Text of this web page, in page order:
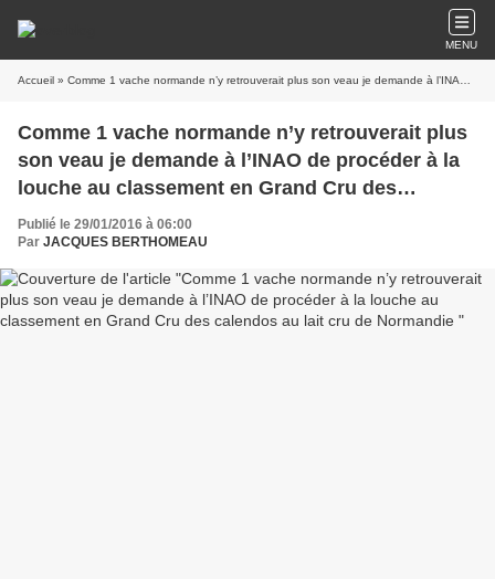
MENU
Accueil » Comme 1 vache normande n’y retrouverait plus son veau je demande à l’INAO de procéder à la louche au classement en Grand Cru des calendos au lait cru de Normandie
Comme 1 vache normande n’y retrouverait plus
son veau je demande à l’INAO de procéder à la
louche au classement en Grand Cru des
calendos au lait cru de Normandie
Publié le 29/01/2016 à 06:00
Par JACQUES BERTHOMEAU